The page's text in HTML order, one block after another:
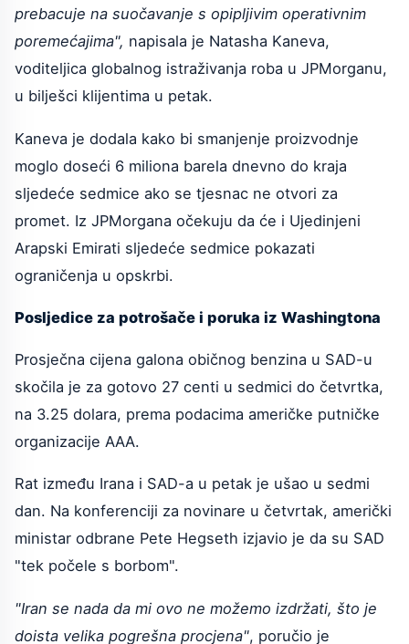
prebacuje na suočavanje s opipljivim operativnim
poremećajima", napisala je Natasha Kaneva,
voditeljica globalnog istraživanja roba u JPMorganu,
u bilješci klijentima u petak.
Kaneva je dodala kako bi smanjenje proizvodnje
moglo doseći 6 miliona barela dnevno do kraja
sljedeće sedmice ako se tjesnac ne otvori za
promet. Iz JPMorgana očekuju da će i Ujedinjeni
Arapski Emirati sljedeće sedmice pokazati
ograničenja u opskrbi.
Posljedice za potrošače i poruka iz Washingtona
Prosječna cijena galona običnog benzina u SAD-u
skočila je za gotovo 27 centi u sedmici do četvrtka,
na 3.25 dolara, prema podacima američke putničke
organizacije AAA.
Rat između Irana i SAD-a u petak je ušao u sedmi
dan. Na konferenciji za novinare u četvrtak, američki
ministar odbrane Pete Hegseth izjavio je da su SAD
"tek počele s borbom".
"Iran se nada da mi ovo ne možemo izdržati, što je
doista velika pogrešna procjena", poručio je